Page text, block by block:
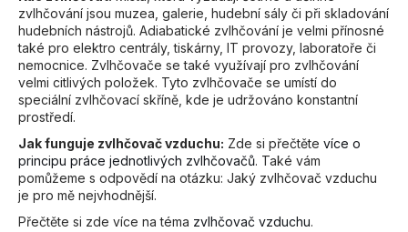
zvlhčování jsou muzea, galerie, hudební sály či při skladování
hudebních nástrojů. Adiabatické zvlhčování je velmi přínosné
také pro elektro centrály, tiskárny, IT provozy, laboratoře či
nemocnice. Zvlhčovače se také využívají pro zvlhčování
velmi citlivých položek. Tyto zvlhčovače se umístí do
speciální zvlhčovací skříně, kde je udržováno konstantní
prostředí.
Jak funguje zvlhčovač vzduchu: Zde si přečtěte více o
principu práce jednotlivých zvlhčovačů. Také vám
pomůžeme s odpovědí na otázku: Jaký zvlhčovač vzduchu
je pro mě nejvhodnější.
Přečtěte si zde více na téma zvlhčovač vzduchu.
e
STAVEBNÍ
A
PRŮMYSLOVÝ
ODVLHČOVAČ
DANTHERM
AD
935S
+
OKAMŽITÝ
⟲
CASHBACK